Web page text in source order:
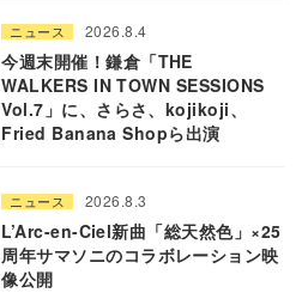
ニュース 2026.8.4
今週末開催！鎌倉「THE
WALKERS IN TOWN SESSIONS
Vol.7」に、さらさ、kojikoji、
Fried Banana Shopら出演
ニュース 2026.8.3
L’Arc-en-Ciel新曲「総天然色」×25
周年サマソニのコラボレーション映
像公開